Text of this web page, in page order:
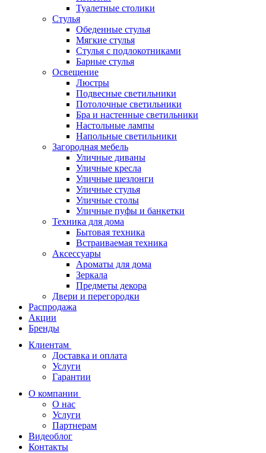
Туалетные столики
Стулья
Обеденные стулья
Мягкие стулья
Стулья с подлокотниками
Барные стулья
Освещение
Люстры
Подвесные светильники
Потолочные светильники
Бра и настенные светильники
Настольные лампы
Напольные светильники
Загородная мебель
Уличные диваны
Уличные кресла
Уличные шезлонги
Уличные стулья
Уличные столы
Уличные пуфы и банкетки
Техника для дома
Бытовая техника
Встраиваемая техника
Аксессуары
Ароматы для дома
Зеркала
Предметы декора
Двери и перегородки
Распродажа
Акции
Бренды
Клиентам
Доставка и оплата
Услуги
Гарантии
О компании
О нас
Услуги
Партнерам
Видеоблог
Контакты